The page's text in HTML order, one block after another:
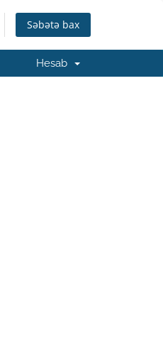
Səbətə bax
Hesab